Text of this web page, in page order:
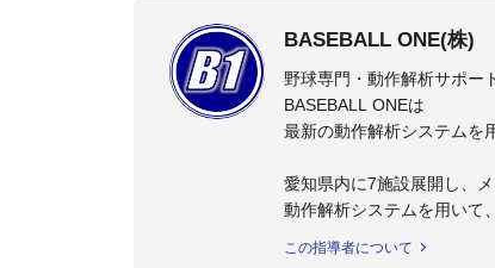
BASEBALL ONE(株)
野球専門・動作解析サポー
BASEBALL ONEは
最新の動作解析システムを
愛知県内に7施設展開し、
動作解析システムを用いて
この指導者について